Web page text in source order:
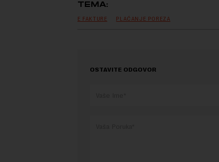
TEMA:
E FAKTURE PLAĆANJE POREZA
OSTAVITE ODGOVOR